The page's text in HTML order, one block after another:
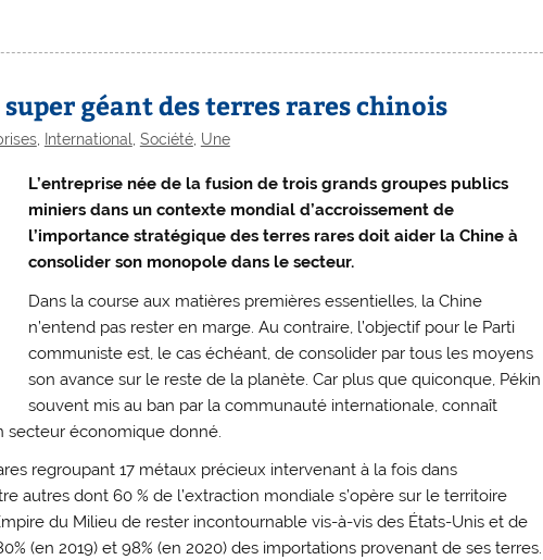
géant des terres rares chinois
, International, Société, Une
L’entreprise née de la fusion de trois grands groupes publics
miniers dans un contexte mondial d’accroissement de
l’importance stratégique des terres rares doit aider la Chine à
consolider son monopole dans le secteur.
Dans la course aux matières premières essentielles, la Chine
n’entend pas rester en marge. Au contraire, l’objectif pour le Parti
communiste est, le cas échéant, de consolider par tous les moyens
son avance sur le reste de la planète. Car plus que quiconque, Pékin
souvent mis au ban par la communauté internationale, connaît
secteur économique donné.
regroupant 17 métaux précieux intervenant à la fois dans
autres dont 60 % de l’extraction mondiale s’opère sur le territoire
du Milieu de rester incontournable vis-à-vis des États-Unis et de
(en 2019) et 98% (en 2020) des importations provenant de ses terres.